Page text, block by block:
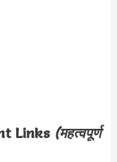
Links (महत्वपूर्ण